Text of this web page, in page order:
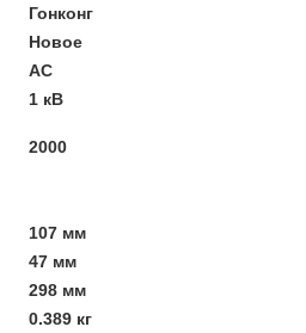
Гонконг
Новое
AC
1 кВ
2000
107 мм
47 мм
298 мм
0.389 кг